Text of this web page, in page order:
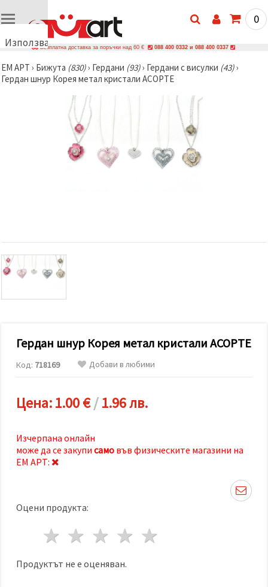
Използваме
🍪
Използваме
да
показваме
по-
релевантно
включително
за анализ
използваме
като
натиснеш
"Приеми
си в
"бисквитки"
0
Безплатна доставка за поръчки над 60 € 088 400 0332 и 088 400 0337
ЕМ АРТ › Бижутa (830)› Гердани (93)› Гердани с висулки (43)›
Гердан шнур Корея метал кристали АСОРТЕ
Гердан шнур Корея метал кристали АСОРТЕ
Код: 718169 Добави в любими
Цена:1.00 €/1.96 лв.
Изчерпана онлайн
може да се закупи само във физическите магазини на
ЕМ АРТ:
Оцени продукта:
4 звезди
3 звезди
2 звезди
1 звезда
Продуктът не е оценяван.